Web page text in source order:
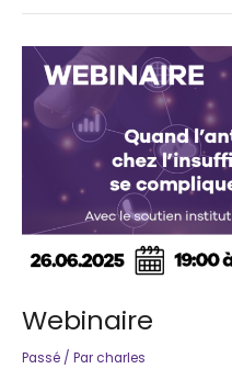
Webinaire
Passé / Parcharles